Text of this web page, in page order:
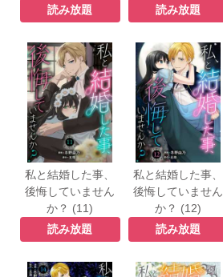
読み放題
読み放題
私と結婚した事、
後悔していません
か？ (11)
読み放題
私と結婚した事、
後悔していません
か？ (12)
読み放題